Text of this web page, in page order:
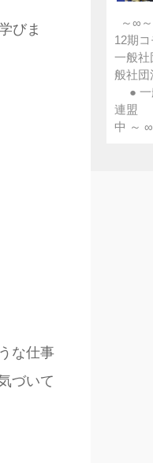
びま
な仕事
づいて
～∞
12期
一般
般社
● 一
連盟
中 ～